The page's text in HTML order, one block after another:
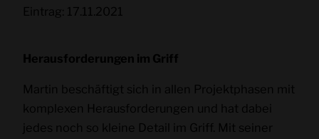
Eintrag: 17.11.2021
Herausforderungen im Griff
Martin beschäftigt sich in allen Projektphasen mit
komplexen Herausforderungen und hat dabei
jedes noch so kleine Detail im Griff. Mit seiner